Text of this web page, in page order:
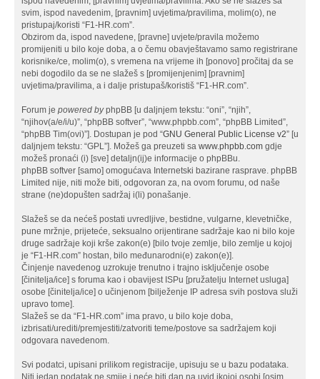
svim, ispod navedenim, [pravnim] uvjetima/pravilima, molim(o), ne
pristupaj/koristi “F1-HR.com”.
Obzirom da, ispod navedene, [pravne] uvjete/pravila možemo
promijeniti u bilo koje doba, a o čemu obavještavamo samo registrirane
korisnike/ce, molim(o), s vremena na vrijeme ih [ponovo] pročitaj da se
nebi dogodilo da se ne slažeš s [promijenjenim] [pravnim]
uvjetima/pravilima, a i dalje pristupaš/koristiš “F1-HR.com”.
Forum je powered byphpBB [u daljnjem tekstu: “oni”, “njih”,
“njihov(a/e/i/u)”, “phpBB softver”, “www.phpbb.com”, “phpBB Limited”,
“phpBB Tim(ovi)”]. Dostupan je pod “GNU General Public License v2” [u
daljnjem tekstu: “GPL”]. Možeš ga preuzeti sa www.phpbb.com gdje
možeš pronaći (i) [sve] detaljn(ij)e informacije o phpBBu.
phpBB softver [samo] omogućava Internetski bazirane rasprave. phpBB
Limited nije, niti može biti, odgovoran za, na ovom forumu, od naše
strane (ne)dopušten sadržaj i(li) ponašanje.
Slažeš se da nećeš postati uvredljive, bestidne, vulgarne, klevetničke,
pune mržnje, prijeteće, seksualno orijentirane sadržaje kao ni bilo koje
druge sadržaje koji krše zakon(e) [bilo tvoje zemlje, bilo zemlje u kojoj
je “F1-HR.com” hostan, bilo međunarodni(e) zakon(e)].
Činjenje navedenog uzrokuje trenutno i trajno isključenje osobe
[činitelja/ice] s foruma kao i obavijest ISPu [pružatelju Internet usluga]
osobe [činitelja/ice] o učinjenom [bilježenje IP adresa svih postova služi
upravo tome].
Slažeš se da “F1-HR.com” ima pravo, u bilo koje doba,
izbrisati/urediti/premjestiti/zatvoriti teme/postove sa sadržajem koji
odgovara navedenom.
Svi podatci, upisani prilikom registracije, upisuju se u bazu podataka.
Niti jedan podatak ne smije i neće biti dan na uvid ikojoj osobi [osim